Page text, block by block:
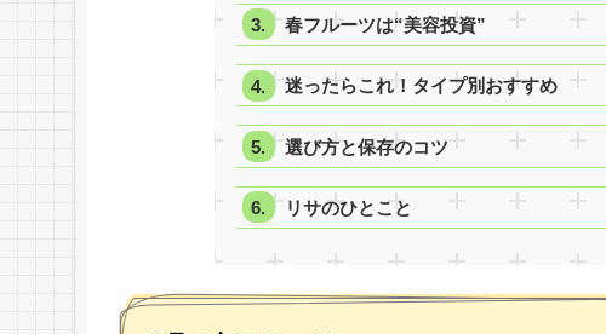
春フルーツは“美容投資”
迷ったらこれ！タイプ別おすすめ
選び方と保存のコツ
リサのひとこと